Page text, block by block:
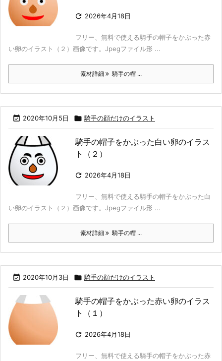
 2026年4月18日
フリー、無料で使える騎手の帽子をかぶった赤
い卵のイラスト（２）画像です。Jpegファイル形 ...
素材詳細 騎手の帽 ...
 2020年10月5日  騎手の顔だけのイラスト
騎手の帽子をかぶった白い卵のイラス
ト（２）
 2026年4月18日
フリー、無料で使える騎手の帽子をかぶった白
い卵のイラスト（２）画像です。Jpegファイル形 ...
素材詳細 騎手の帽 ...
 2020年10月3日  騎手の顔だけのイラスト
騎手の帽子をかぶった赤い卵のイラス
ト（１）
 2026年4月18日
フリー、無料で使える騎手の帽子をかぶった赤